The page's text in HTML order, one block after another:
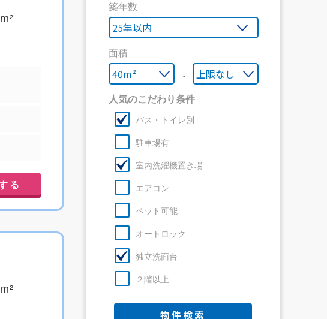
る
築年数
面積
～
人気のこだわり条件
バス・トイレ別
駐車場有
室内洗濯機置き場
エアコン
ペット可能
オートロック
独立洗面台
２階以上